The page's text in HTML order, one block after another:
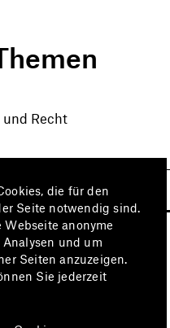
Recht
die für den
Seite notwendig sind.
anonyme
und um
Seiten anzuzeigen.
Sie jederzeit